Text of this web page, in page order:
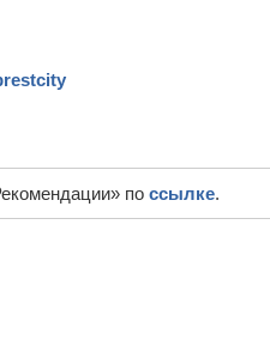
по ссылке.